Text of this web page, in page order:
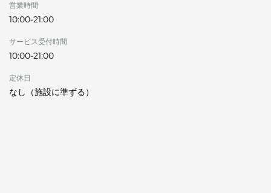
営業時間
10:00-21:00
サービス受付時間
10:00-21:00
定休日
なし（施設に準ずる）